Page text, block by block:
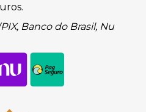
Banco do Brasil, Nu